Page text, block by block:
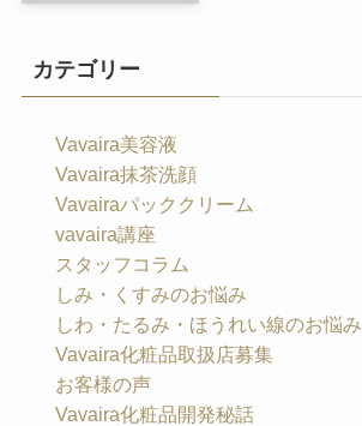
カテゴリー
Vavaira美容液
Vavaira抹茶洗顔
Vavairaパッククリーム
vavaira講座
スタッフコラム
しみ・くすみのお悩み
しわ・たるみ・ほうれい線のお悩み
Vavaira化粧品取扱店募集
お客様の声
Vavaira化粧品開発秘話